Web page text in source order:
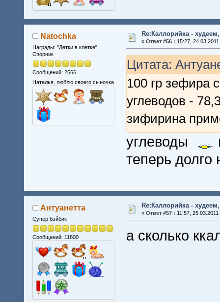
Natochka
Награды: "Детки в клетке"
Озорник
Сообщений: 2566
Наталья, люблю своего сыночка
Re:Каллорийка -
« Ответ #56 : 15:27, 24.03.2011
Цитата:
100 гр зефира
углеводов -
зифирина
углеводы
теперь
Антуанетта
Супер бэйбик
Сообщений: 11800
Re:Каллорийка -
« Ответ #57 : 11:57, 25.03.2011
а сколько